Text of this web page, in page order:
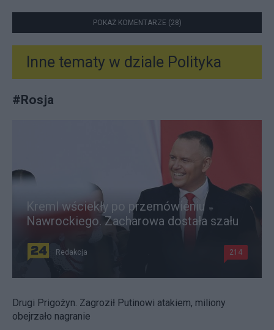
POKAŻ KOMENTARZE (28)
Inne tematy w dziale Polityka
#Rosja
Kreml wściekły po przemówieniu
Nawrockiego. Zacharowa dostała szału
Redakcja 214
Drugi Prigożyn. Zagroził Putinowi atakiem, miliony
obejrzało nagranie